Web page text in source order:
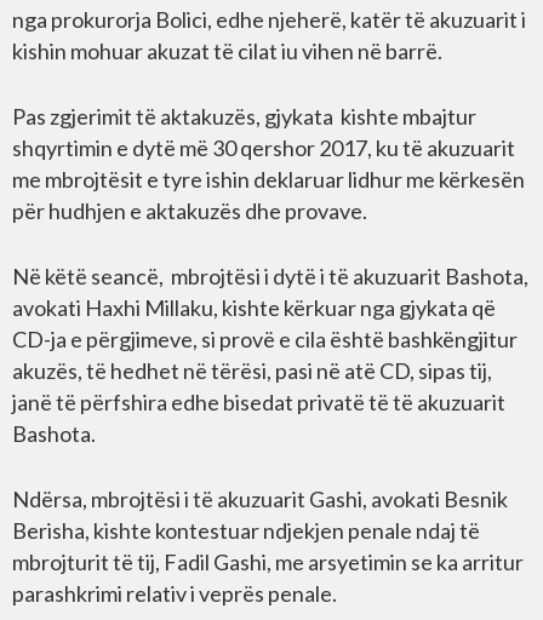
nga prokurorja Bolici, edhe njeherë, katër të akuzuarit i
kishin mohuar akuzat të cilat iu vihen në barrë.
Pas zgjerimit të aktakuzës, gjykata kishte mbajtur
shqyrtimin e dytë më 30 qershor 2017, ku të akuzuarit
me mbrojtësit e tyre ishin deklaruar lidhur me kërkesën
për hudhjen e aktakuzës dhe provave.
Në këtë seancë, mbrojtësi i dytë i të akuzuarit Bashota,
avokati Haxhi Millaku, kishte kërkuar nga gjykata që
CD-ja e përgjimeve, si provë e cila është bashkëngjitur
akuzës, të hedhet në tërësi, pasi në atë CD, sipas tij,
janë të përfshira edhe bisedat privatë të të akuzuarit
Bashota.
Ndërsa, mbrojtësi i të akuzuarit Gashi, avokati Besnik
Berisha, kishte kontestuar ndjekjen penale ndaj të
mbrojturit të tij, Fadil Gashi, me arsyetimin se ka arritur
parashkrimi relativ i veprës penale.